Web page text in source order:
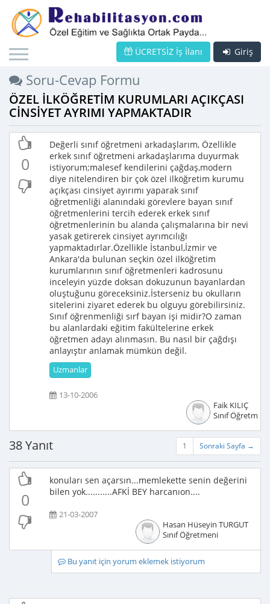
Giriş
ÜCRETSİZ İş İlanı
Soru-Cevap Formu
ÖZEL İLKÖĞRETİM KURUMLARI AÇIKÇASI
CİNSİYET AYRIMI YAPMAKTADIR
0
Değerli sınıf öğretmeni arkadaşlarım, Özellikle
erkek sınıf öğretmeni arkadaşlarıma duyurmak
istiyorum;malesef kendilerini çağdaş,modern
diye nitelendiren bir çok özel ilköğretim kurumu
açıkçası cinsiyet ayırımı yaparak sınıf
öğretmenliği alanındaki görevlere bayan sınıf
öğretmenlerini tercih ederek erkek sınıf
öğretmenlerinin bu alanda çalışmalarına bir nevi
yasak getirerek cinsiyet ayrımcılığı
yapmaktadırlar.Özellikle İstanbul,İzmir ve
Ankara'da bulunan seçkin özel ilköğretim
kurumlarının sınıf öğretmenleri kadrosunu
inceleyin yüzde doksan dokuzunun bayanlardan
oluştuğunu göreceksiniz.İsterseniz bu okulların
sitelerini ziyaret ederek bu olguyu görebilirsiniz.
Sınıf öğrenmenliği sırf bayan işi midir?O zaman
bu alanlardaki eğitim fakültelerine erkek
öğretmen adayı alınmasın. Bu nasıl bir çağdışı
anlayıştır anlamak mümkün değil.
Uzmanlar
13-10-2006
Faik KILIÇ
Sınıf Öğretmeni
1 Sonraki Sayfa →
38 Yanıt
0
konuları sen açarsın...memlekette senin değerini
bilen yok...........AFKİ BEY harcanıon....
21-03-2007
Hasan Hüseyin TURGUT
Sınıf Öğretmeni
Bu yanıt için yorum eklemek istiyorum